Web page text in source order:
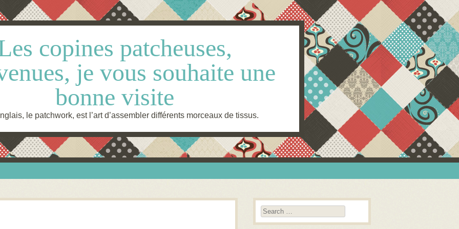
copines patcheuses,
je vous souhaite une
bonne visite
le patchwork, est l’art d’assembler différents morceaux de tissus.
Search